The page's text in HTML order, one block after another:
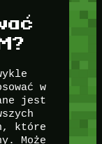
w
jest
które
Może